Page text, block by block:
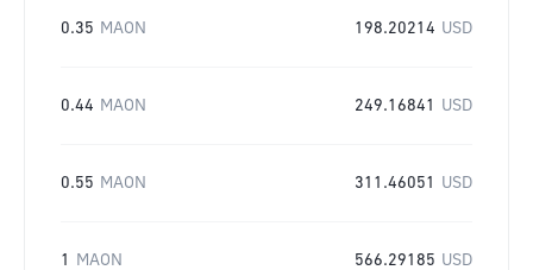
0.35 MAON 198.20214 USD
0.44 MAON 249.16841 USD
0.55 MAON 311.46051 USD
1 MAON 566.29185 USD